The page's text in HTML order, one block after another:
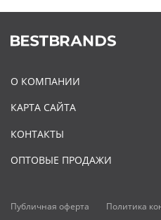
О КОМПАНИИ
КАРТА САЙТА
КОНТАКТЫ
ОПТОВЫЕ ПРОДАЖИ
Публичная оферта Политика